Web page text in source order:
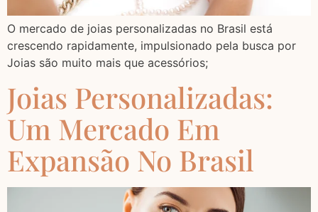
O mercado de joias personalizadas no Brasil está
crescendo rapidamente, impulsionado pela busca por
Joias são muito mais que acessórios;
Joias Personalizadas:
Um Mercado Em
Expansão No Brasil